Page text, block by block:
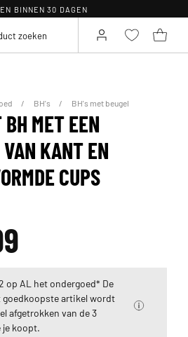
BINNEN 30 DAGEN
BH's BH's met beugel
BH MET EEN
KANT EN
CUPS
op AL het ondergoed* De
goedkoopste artikel wordt
afgetrokken van de 3
je koopt.